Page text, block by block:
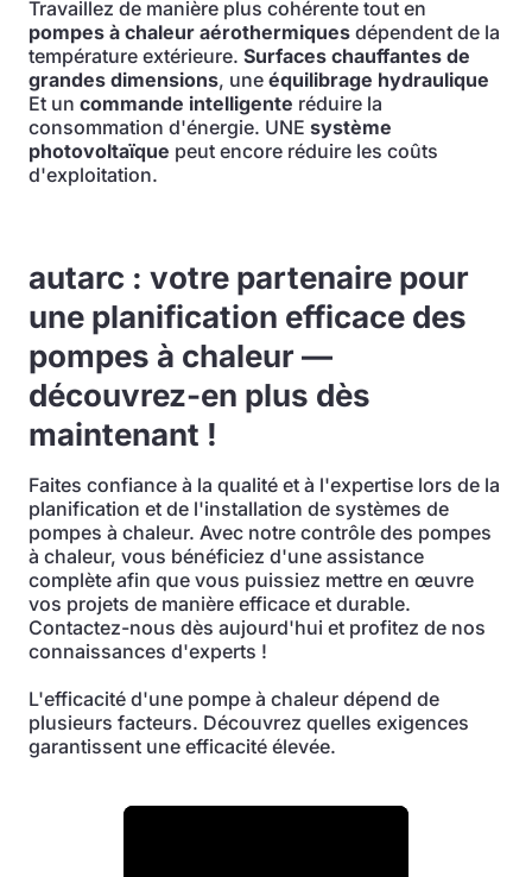
Travaillez de manière plus cohérente tout en
pompes à chaleur aérothermiques dépendent de la
température extérieure. Surfaces chauffantes de
grandes dimensions, une équilibrage hydraulique
Et un commande intelligente réduire la
consommation d'énergie. UNE système
photovoltaïque peut encore réduire les coûts
d'exploitation.
autarc : votre partenaire pour
une planification efficace des
pompes à chaleur —
découvrez-en plus dès
maintenant !
Faites confiance à la qualité et à l'expertise lors de la
planification et de l'installation de systèmes de
pompes à chaleur. Avec notre contrôle des pompes
à chaleur, vous bénéficiez d'une assistance
complète afin que vous puissiez mettre en œuvre
vos projets de manière efficace et durable.
Contactez-nous dès aujourd'hui et profitez de nos
connaissances d'experts !
L'efficacité d'une pompe à chaleur dépend de
plusieurs facteurs. Découvrez quelles exigences
garantissent une efficacité élevée.